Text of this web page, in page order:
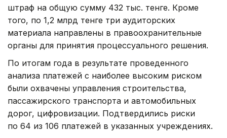
штраф на общую сумму 432 тыс. тенге. Кроме
того, по 1,2 млрд тенге три аудиторских
материала направлены в правоохранительные
органы для принятия процессуального решения.
По итогам года в результате проведенного
анализа платежей с наиболее высоким риском
были охвачены управления строительства,
пассажирского транспорта и автомобильных
дорог, цифровизации. Подтвердились риски
по 64 из 106 платежей в указанных учреждениях.